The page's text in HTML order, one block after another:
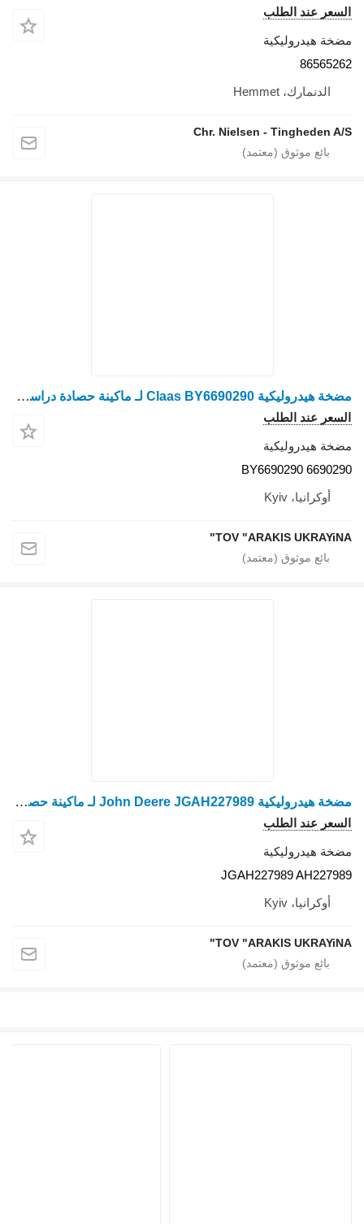
السعر عند الطلب
مضخة هيدروليكية
86565262
الدنمارك، Hemmet
Chr. Nielsen - Tingheden A/S
مضخة هيدروليكية Claas BY6690290 لـ ماكينة حصادة دراسة Claas
السعر عند الطلب
مضخة هيدروليكية
BY6690290 6690290
أوكرانيا، Kyiv
TOV "ARAKIS UKRAYiNA"
مضخة هيدروليكية John Deere JGAH227989 لـ ماكينة حصادة دراسة John Deere
السعر عند الطلب
مضخة هيدروليكية
JGAH227989 AH227989
أوكرانيا، Kyiv
TOV "ARAKIS UKRAYiNA"